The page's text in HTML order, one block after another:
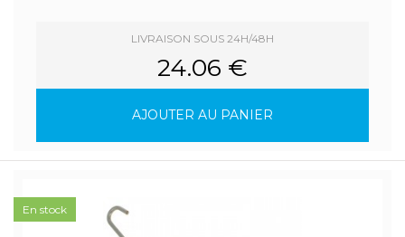
LIVRAISON SOUS 24H/48H
24.06 €
AJOUTER AU PANIER
En stock